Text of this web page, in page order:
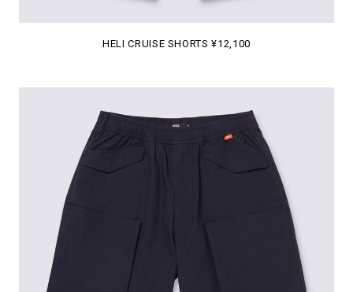
HELI CRUISE SHORTS ¥12,100